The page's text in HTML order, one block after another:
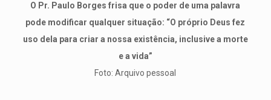
O Pr. Paulo Borges frisa que o poder de uma palavra
pode modificar qualquer situação: “O próprio Deus fez
uso dela para criar a nossa existência, inclusive a morte
e a vida”
Foto: Arquivo pessoal